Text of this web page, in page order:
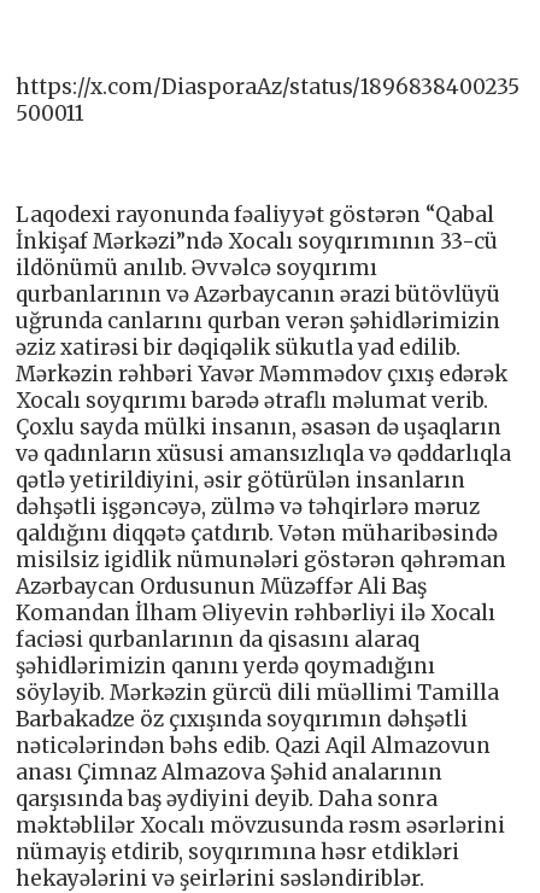
https://x.com/DiasporaAz/status/1896838400235
500011
Laqodexi rayonunda fəaliyyət göstərən “Qabal
İnkişaf Mərkəzi”ndə Xocalı soyqırımının 33-cü
ildönümü anılıb. Əvvəlcə soyqırımı
qurbanlarının və Azərbaycanın ərazi bütövlüyü
uğrunda canlarını qurban verən şəhidlərimizin
əziz xatirəsi bir dəqiqəlik sükutla yad edilib.
Mərkəzin rəhbəri Yavər Məmmədov çıxış edərək
Xocalı soyqırımı barədə ətraflı məlumat verib.
Çoxlu sayda mülki insanın, əsasən də uşaqların
və qadınların xüsusi amansızlıqla və qəddarlıqla
qətlə yetirildiyini, əsir götürülən insanların
dəhşətli işgəncəyə, zülmə və təhqirlərə məruz
qaldığını diqqətə çatdırıb. Vətən müharibəsində
misilsiz igidlik nümunələri göstərən qəhrəman
Azərbaycan Ordusunun Müzəffər Ali Baş
Komandan İlham Əliyevin rəhbərliyi ilə Xocalı
faciəsi qurbanlarının da qisasını alaraq
şəhidlərimizin qanını yerdə qoymadığını
söyləyib. Mərkəzin gürcü dili müəllimi Tamilla
Barbakadze öz çıxışında soyqırımın dəhşətli
nəticələrindən bəhs edib. Qazi Aqil Almazovun
anası Çimnaz Almazova Şəhid analarının
qarşısında baş əydiyini deyib. Daha sonra
məktəblilər Xocalı mövzusunda rəsm əsərlərini
nümayiş etdirib, soyqırımına həsr etdikləri
hekayələrini və şeirlərini səsləndiriblər.